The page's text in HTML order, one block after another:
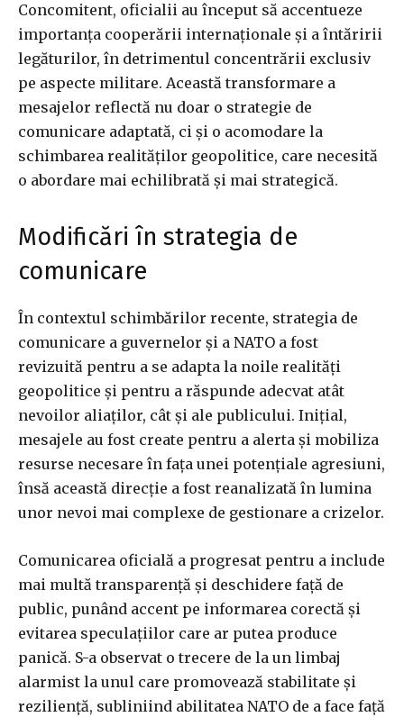
Concomitent, oficialii au început să accentueze
importanța cooperării internaționale și a întăririi
legăturilor, în detrimentul concentrării exclusiv
pe aspecte militare. Această transformare a
mesajelor reflectă nu doar o strategie de
comunicare adaptată, ci și o acomodare la
schimbarea realităților geopolitice, care necesită
o abordare mai echilibrată și mai strategică.
Modificări în strategia de
comunicare
În contextul schimbărilor recente, strategia de
comunicare a guvernelor și a NATO a fost
revizuită pentru a se adapta la noile realități
geopolitice și pentru a răspunde adecvat atât
nevoilor aliaților, cât și ale publicului. Inițial,
mesajele au fost create pentru a alerta și mobiliza
resurse necesare în fața unei potențiale agresiuni,
însă această direcție a fost reanalizată în lumina
unor nevoi mai complexe de gestionare a crizelor.
Comunicarea oficială a progresat pentru a include
mai multă transparență și deschidere față de
public, punând accent pe informarea corectă și
evitarea speculațiilor care ar putea produce
panică. S-a observat o trecere de la un limbaj
alarmist la unul care promovează stabilitate și
reziliență, subliniind abilitatea NATO de a face față